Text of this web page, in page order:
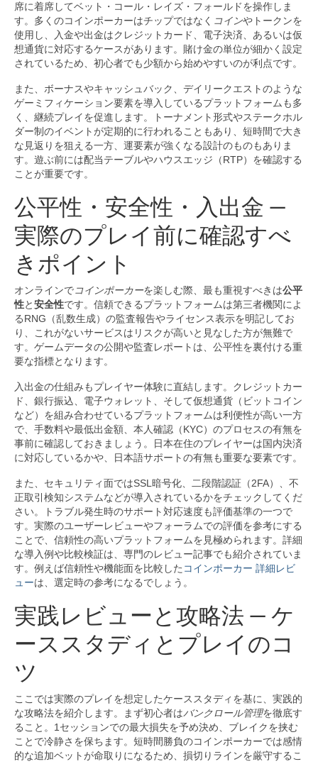
席に着席してベット・コール・レイズ・フォールドを操作しま
す。多くのコインポーカーはチップではなく コインやトークンを
使用し、入金や出金はクレジットカード、電子決済、あるいは仮
想通貨に対応するケースがあります。賭け金の単位が細かく設定
されているため、初心者でも少額から始めやすいのが利点です。
また、ボーナスやキャッシュバック、デイリークエストのような
ゲーミフィケーション要素を導入しているプラットフォームも多
く、継続プレイを促進します。トーナメント形式やステークホル
ダー制のイベントが定期的に行われることもあり、短時間で大き
な見返りを狙える一方、運要素が強くなる設計のものもありま
す。遊ぶ前には配当テーブルやハウスエッジ（RTP）を確認する
ことが重要です。
公平性・安全性・入出金 —
実際のプレイ前に確認すべ
きポイント
オンラインでコインポーカーを楽しむ際、最も重視すべきは公平
性と安全性です。信頼できるプラットフォームは第三者機関によ
るRNG（乱数生成）の監査報告やライセンス表示を明記してお
り、これがないサービスはリスクが高いと見なした方が無難で
す。ゲームデータの公開や監査レポートは、公平性を裏付ける重
要な指標となります。
入出金の仕組みもプレイヤー体験に直結します。クレジットカー
ド、銀行振込、電子ウォレット、そして仮想通貨（ビットコイン
など）を組み合わせているプラットフォームは利便性が高い一方
で、手数料や最低出金額、本人確認（KYC）のプロセスの有無を
事前に確認しておきましょう。日本在住のプレイヤーは国内決済
に対応しているかや、日本語サポートの有無も重要な要素です。
また、セキュリティ面ではSSL暗号化、二段階認証（2FA）、不
正取引検知システムなどが導入されているかをチェックしてくだ
さい。トラブル発生時のサポート対応速度も評価基準の一つで
す。実際のユーザーレビューやフォーラムでの評価を参考にする
ことで、信頼性の高いプラットフォームを見極められます。詳細
な導入例や比較検証は、専門のレビュー記事でも紹介されていま
す。例えば信頼性や機能面を比較した コインポーカー 詳細レビ
ューは、選定時の参考になるでしょう。
実践レビューと攻略法 — ケ
ーススタディとプレイのコ
ツ
ここでは実際のプレイを想定したケーススタディを基に、実践的
な攻略法を紹介します。まず初心者はバンクロール管理を徹底す
ること。1セッションでの最大損失を予め決め、ブレイクを挟む
ことで冷静さを保ちます。短時間勝負のコインポーカーでは感情
的な追加ベットが命取りになるため、損切りラインを厳守するこ